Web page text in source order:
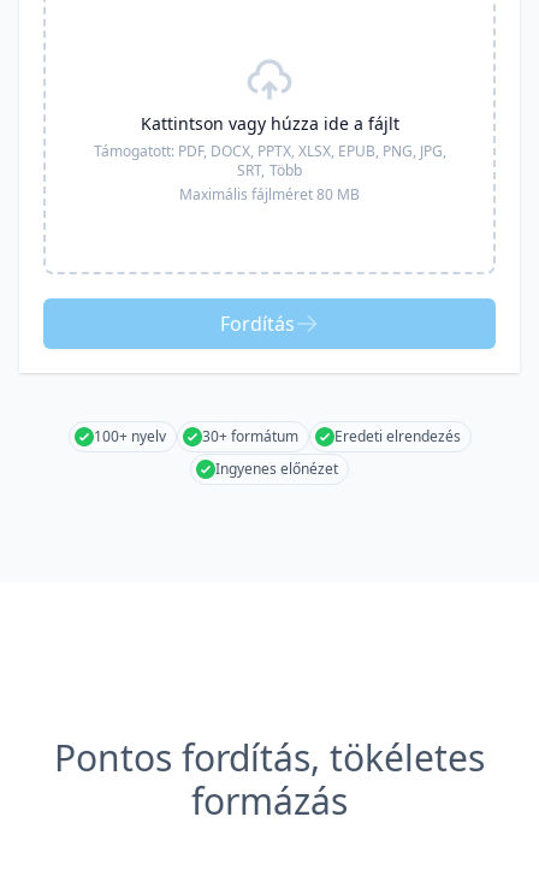
Kattintson vagy húzza ide a fájlt
Támogatott: PDF, DOCX, PPTX, XLSX, EPUB, PNG, JPG,
SRT, Több
Maximális fájlméret 80 MB
Fordítás
100+ nyelv 30+ formátum
Eredeti elrendezés
Ingyenes előnézet
Pontos fordítás, tökéletes
formázás